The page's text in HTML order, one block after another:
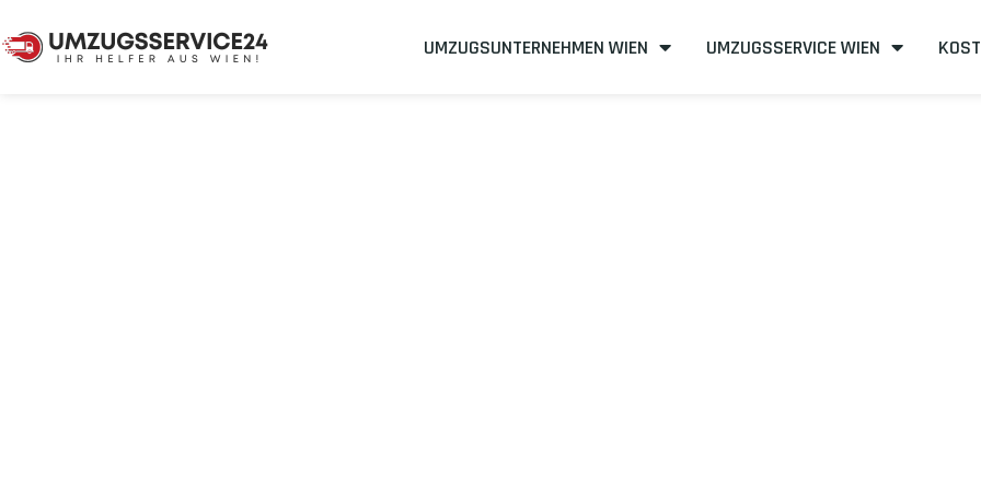
UMZUGSUNTERNEHMEN WIEN UMZUGSSERVICE WIEN